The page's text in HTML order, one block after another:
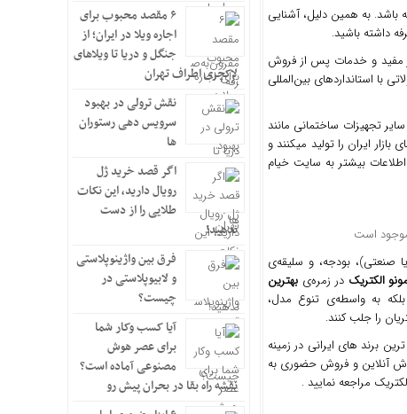
باشد. به همین دلیل، آشنایی
داشته باشید.
مفید و خدمات پس از فروش
با استانداردهای بین‌المللی
تجهیزات ساختمانی مانند
ایران را تولید میکنند و
بیشتر به سایت خیام
صنعتی)، بودجه، و سلیقه‌ی
الکتریک در زمره‌یبهترین
بلکه به واسطه‌ی تنوع مدل،
را جلب کنند.
برند های ایرانی در زمینه
آنلاین و فروش حضوری به
مراجعه نمایید .
۶ مقصد محبوب برای
اجاره ویلا در ایران؛ از
جنگل و دریا تا ویلاهای
لاکچری اطراف تهران
نقش ترولی در بهبود
سرویس دهی رستوران
ها
اگر قصد خرید ژل
رویال دارید، این نکات
طلایی را از دست
ندهید!
فرق بین واژینوپلاستی
و لابیوپلاستی در
چیست؟
آیا کسب وکار شما
برای عصر هوش
مصنوعی آماده است؟
نقشه راه بقا در بحران پیش رو